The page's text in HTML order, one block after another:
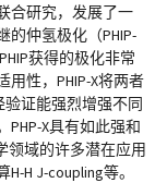
合研究，发展了一
仲氢极化（PHIP-
获得的极化非常
性，PHIP-X将两者
验证能强烈增强不同
X具有如此强和
领域的许多潜在应用
H J-coupling等。